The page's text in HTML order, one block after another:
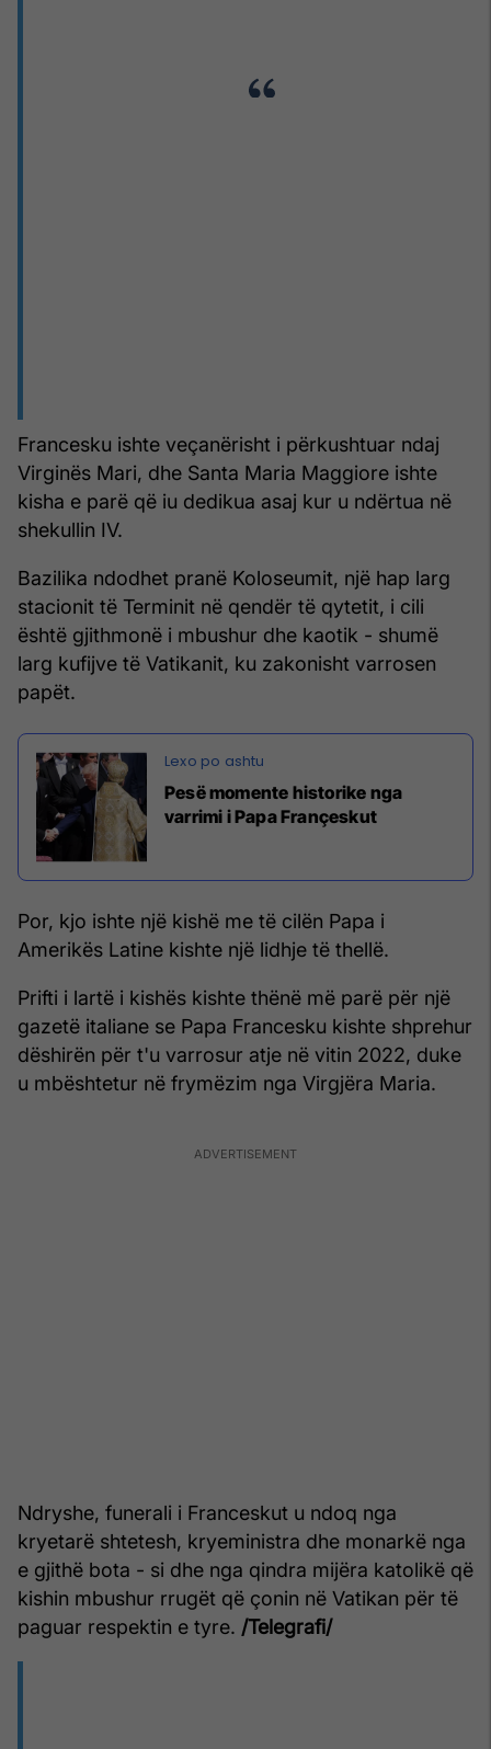
Francesku ishte veçanërisht i përkushtuar ndaj
Virginës Mari, dhe Santa Maria Maggiore ishte
kisha e parë që iu dedikua asaj kur u ndërtua në
shekullin IV.
Bazilika ndodhet pranë Koloseumit, një hap larg
stacionit të Terminit në qendër të qytetit, i cili
është gjithmonë i mbushur dhe kaotik - shumë
larg kufijve të Vatikanit, ku zakonisht varrosen
papët.
Pesë momente historike nga
varrimi i Papa Françeskut
Por, kjo ishte një kishë me të cilën Papa i
Amerikës Latine kishte një lidhje të thellë.
Prifti i lartë i kishës kishte thënë më parë për një
gazetë italiane se Papa Francesku kishte shprehur
dëshirën për t'u varrosur atje në vitin 2022, duke
u mbështetur në frymëzim nga Virgjëra Maria.
Ndryshe, funerali i Franceskut u ndoq nga
kryetarë shtetesh, kryeministra dhe monarkë nga
e gjithë bota - si dhe nga qindra mijëra katolikë që
kishin mbushur rrugët që çonin në Vatikan për të
paguar respektin e tyre. /Telegrafi/